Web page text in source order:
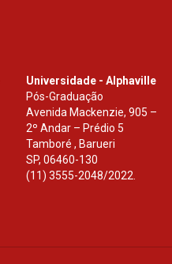
Universidade - Alphaville
Pós-Graduação
Avenida Mackenzie, 905 –
2º Andar – Prédio 5
Tamboré , Barueri
SP, 06460-130
(11) 3555-2048/2022.